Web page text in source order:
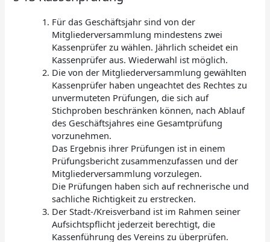
Für das Geschäftsjahr sind von der
Mitgliederversammlung mindestens zwei
Kassenprüfer zu wählen. Jährlich scheidet ein
Kassenprüfer aus. Wiederwahl ist möglich.
Die von der Mitgliederversammlung gewählten
Kassenprüfer haben ungeachtet des Rechtes zu
unvermuteten Prüfungen, die sich auf
Stichproben beschränken können, nach Ablauf
des Geschäftsjahres eine Gesamtprüfung
vorzunehmen.
Das Ergebnis ihrer Prüfungen ist in einem
Prüfungsbericht zusammenzufassen und der
Mitgliederversammlung vorzulegen.
Die Prüfungen haben sich auf rechnerische und
sachliche Richtigkeit zu erstrecken.
Der Stadt-/Kreisverband ist im Rahmen seiner
Aufsichtspflicht jederzeit berechtigt, die
Kassenführung des Vereins zu überprüfen.